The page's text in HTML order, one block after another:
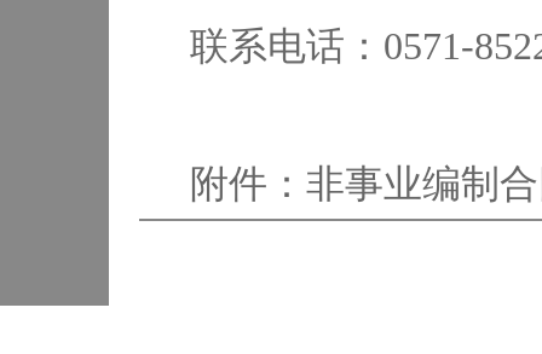
联系电话：0571-
附件：非事业编制